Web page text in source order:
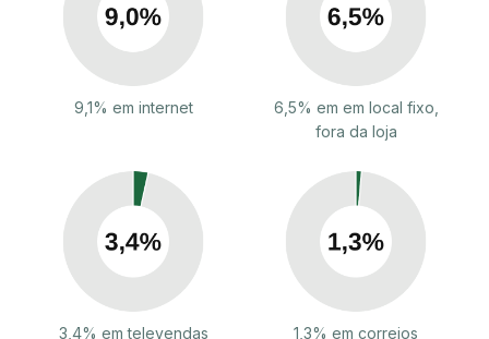
9,1% em internet
6,5% em em local fixo,
fora da loja
3,4% em televendas 1,3% em correios